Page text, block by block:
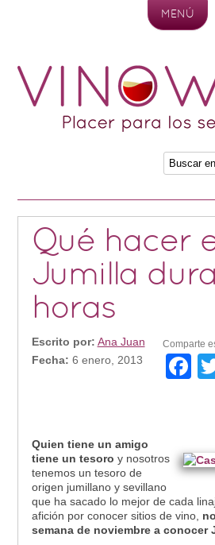
MENÚ
Qué hacer
Jumilla
horas
Escrito por: Ana Juan
Fecha: 6 enero, 2013
Comparte
Quien tiene un amigo
tiene un tesoro y nosotros
tenemos un tesoro de
origen jumillano y sevillano
que ha sacado lo mejor de cada
afición por conocer sitios de vino,
semana de noviembre a conocer